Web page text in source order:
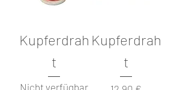
Kupferdrah
t
Nicht verfügbar
Kupferdrah
t